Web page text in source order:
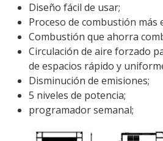
Diseño fácil de usar;
Proceso de combustión más
Combustión que ahorra
Circulación de aire forzado
de espacios rápido y
Disminución de emisiones;
5 niveles de potencia;
programador semanal;